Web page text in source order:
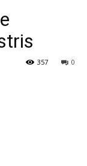
0
357